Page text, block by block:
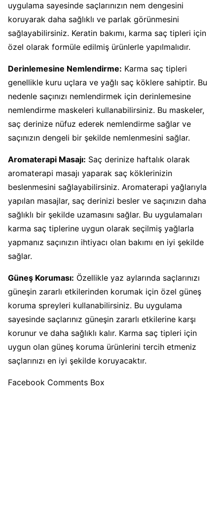
uygulama sayesinde saçlarınızın nem dengesini
koruyarak daha sağlıklı ve parlak görünmesini
sağlayabilirsiniz. Keratin bakımı, karma saç tipleri için
özel olarak formüle edilmiş ürünlerle yapılmalıdır.
Derinlemesine Nemlendirme: Karma saç tipleri
genellikle kuru uçlara ve yağlı saç köklere sahiptir. Bu
nedenle saçınızı nemlendirmek için derinlemesine
nemlendirme maskeleri kullanabilirsiniz. Bu maskeler,
saç derinize nüfuz ederek nemlendirme sağlar ve
saçınızın dengeli bir şekilde nemlenmesini sağlar.
Aromaterapi Masajı: Saç derinize haftalık olarak
aromaterapi masajı yaparak saç köklerinizin
beslenmesini sağlayabilirsiniz. Aromaterapi yağlarıyla
yapılan masajlar, saç derinizi besler ve saçınızın daha
sağlıklı bir şekilde uzamasını sağlar. Bu uygulamaları
karma saç tiplerine uygun olarak seçilmiş yağlarla
yapmanız saçınızın ihtiyacı olan bakımı en iyi şekilde
sağlar.
Güneş Koruması: Özellikle yaz aylarında saçlarınızı
güneşin zararlı etkilerinden korumak için özel güneş
koruma spreyleri kullanabilirsiniz. Bu uygulama
sayesinde saçlarınız güneşin zararlı etkilerine karşı
korunur ve daha sağlıklı kalır. Karma saç tipleri için
uygun olan güneş koruma ürünlerini tercih etmeniz
saçlarınızı en iyi şekilde koruyacaktır.
Facebook Comments Box